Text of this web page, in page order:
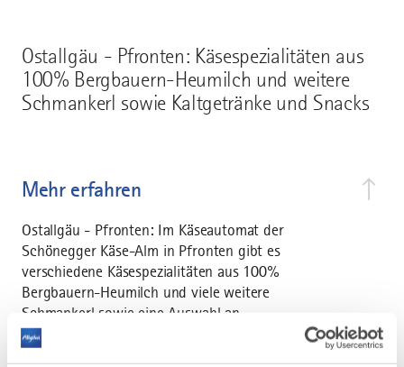
Ostallgäu - Pfronten: Käsespezialitäten aus
100% Bergbauern-Heumilch und weitere
Schmankerl sowie Kaltgetränke und Snacks
Mehr erfahren
Ostallgäu - Pfronten: Im Käseautomat der
Schönegger Käse-Alm in Pfronten gibt es
verschiedene Käsespezialitäten aus 100%
Bergbauern-Heumilch und viele weitere
Schmankerl sowie eine Auswahl an
Kaltgetränken und Snacks rund um die Uhr.